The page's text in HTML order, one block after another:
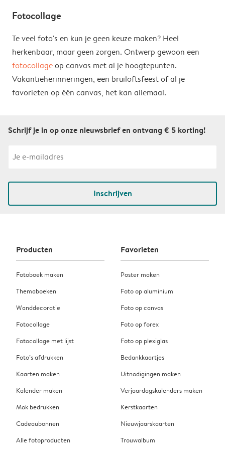
Fotocollage
Te veel foto's en kun je geen keuze maken? Heel
herkenbaar, maar geen zorgen. Ontwerp gewoon een
fotocollageop canvas met al je hoogtepunten.
Vakantieherinneringen, een bruiloftsfeest of al je
favorieten op één canvas, het kan allemaal.
Schrijf je in op onze nieuwsbrief en ontvang € 5 korting!
Inschrijven
Producten
Fotoboek maken
Themaboeken
Wanddecoratie
Fotocollage
Fotocollage met lijst
Foto’s afdrukken
Kaarten maken
Kalender maken
Mok bedrukken
Cadeaubonnen
Alle fotoproducten
Favorieten
Poster maken
Foto op aluminium
Foto op canvas
Foto op forex
Foto op plexiglas
Bedankkaartjes
Uitnodigingen maken
Verjaardagskalenders maken
Kerstkaarten
Nieuwjaarskaarten
Trouwalbum